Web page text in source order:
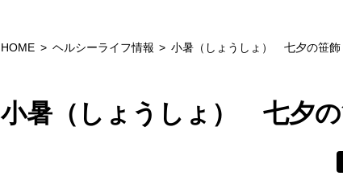
HOME ヘルシーライフ情報 小暑（しょうしょ） 七夕の笹飾
小暑（しょうしょ） 七夕